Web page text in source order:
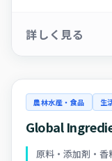
詳しく見る
農林水産・食品 生
Global
原料・添加剤・